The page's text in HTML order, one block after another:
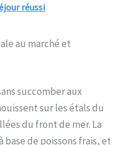
réussi
au marché et
succomber aux
sur les étals du
du front de mer. La
de poissons frais, et